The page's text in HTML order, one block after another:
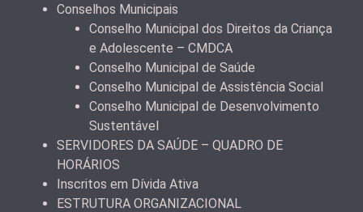
Conselhos Municipais
Conselho Municipal dos Direitos da Criança
e Adolescente – CMDCA
Conselho Municipal de Saúde
Conselho Municipal de Assistência Social
Conselho Municipal de Desenvolvimento
Sustentável
SERVIDORES DA SAÚDE – QUADRO DE
HORÁRIOS
Inscritos em Dívida Ativa
ESTRUTURA ORGANIZACIONAL